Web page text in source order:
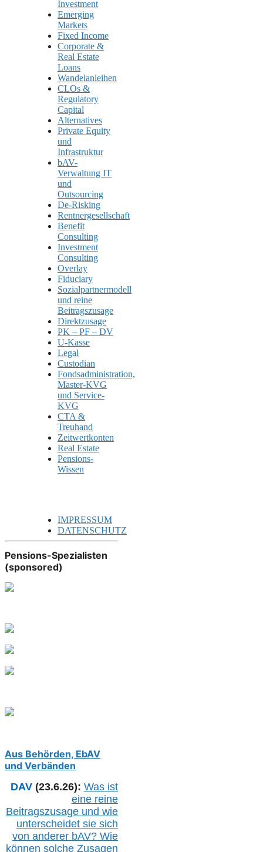
Investment
Emerging
Markets
Fixed Income
Corporate &
Real Estate
Loans
Wandelanleihen
CLOs &
Regulatory
Capital
Alternatives
Private Equity
und
Infrastruktur
bAV-
Verwaltung IT
und
Outsourcing
De-Risking
Rentnergesellschaft
Benefit
Consulting
Investment
Consulting
Overlay
Fiduciary
Sozialpartnermodell
und reine
Beitragszusage
Direktzusage
PK – PF – DV
U-Kasse
Legal
Custodian
Fondsadministration,
Master-KVG
und Service-
KVG
CTA &
Treuhand
Zeitwertkonten
Real Estate
Pensions-
Wissen
IMPRESSUM
DATENSCHUTZ
Pensions-Spezialisten
(sponsored)
Aus Behörden, EbAV
und Verbänden
DAV (23.6.26): Was ist
eine reine
Beitragszusage und wie
unterscheidet sie sich
von anderer bAV? Wie
können solche Zusagen